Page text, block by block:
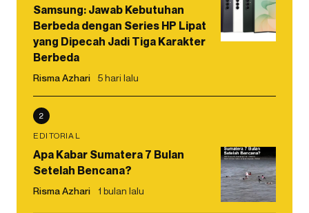
Samsung: Jawab Kebutuhan
Berbeda dengan Series HP Lipat
yang Dipecah Jadi Tiga Karakter
Berbeda
Risma Azhari 5 hari lalu
2
EDITORIAL
Apa Kabar Sumatera 7 Bulan
Setelah Bencana?
Risma Azhari 1 bulan lalu